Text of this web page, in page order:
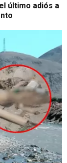
último adiós a